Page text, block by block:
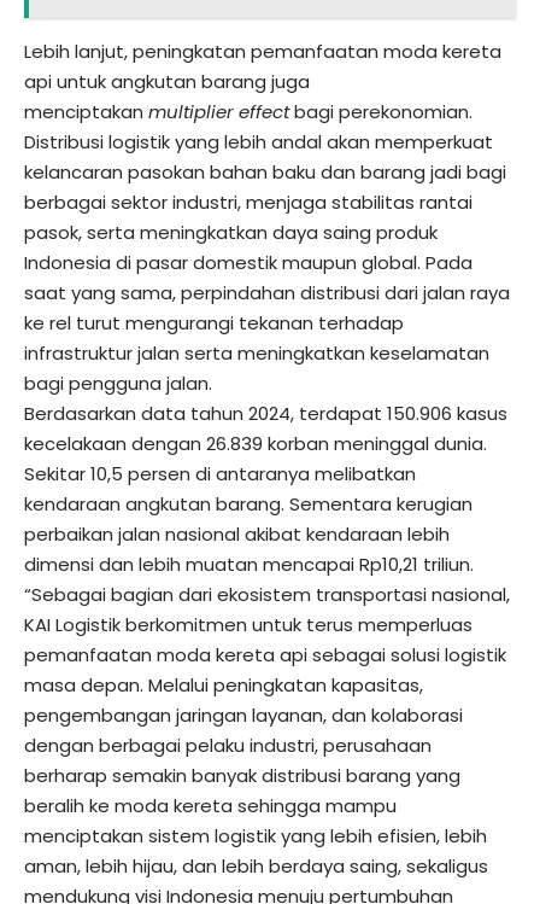
Lebih lanjut, peningkatan pemanfaatan moda kereta
api untuk angkutan barang juga
menciptakan multiplier effectbagi perekonomian.
Distribusi logistik yang lebih andal akan memperkuat
kelancaran pasokan bahan baku dan barang jadi bagi
berbagai sektor industri, menjaga stabilitas rantai
pasok, serta meningkatkan daya saing produk
Indonesia di pasar domestik maupun global. Pada
saat yang sama, perpindahan distribusi dari jalan raya
ke rel turut mengurangi tekanan terhadap
infrastruktur jalan serta meningkatkan keselamatan
bagi pengguna jalan.
Berdasarkan data tahun 2024, terdapat 150.906 kasus
kecelakaan dengan 26.839 korban meninggal dunia.
Sekitar 10,5 persen di antaranya melibatkan
kendaraan angkutan barang. Sementara kerugian
perbaikan jalan nasional akibat kendaraan lebih
dimensi dan lebih muatan mencapai Rp10,21 triliun.
“Sebagai bagian dari ekosistem transportasi nasional,
KAI Logistik berkomitmen untuk terus memperluas
pemanfaatan moda kereta api sebagai solusi logistik
masa depan. Melalui peningkatan kapasitas,
pengembangan jaringan layanan, dan kolaborasi
dengan berbagai pelaku industri, perusahaan
berharap semakin banyak distribusi barang yang
beralih ke moda kereta sehingga mampu
menciptakan sistem logistik yang lebih efisien, lebih
aman, lebih hijau, dan lebih berdaya saing, sekaligus
mendukung visi Indonesia menuju pertumbuhan